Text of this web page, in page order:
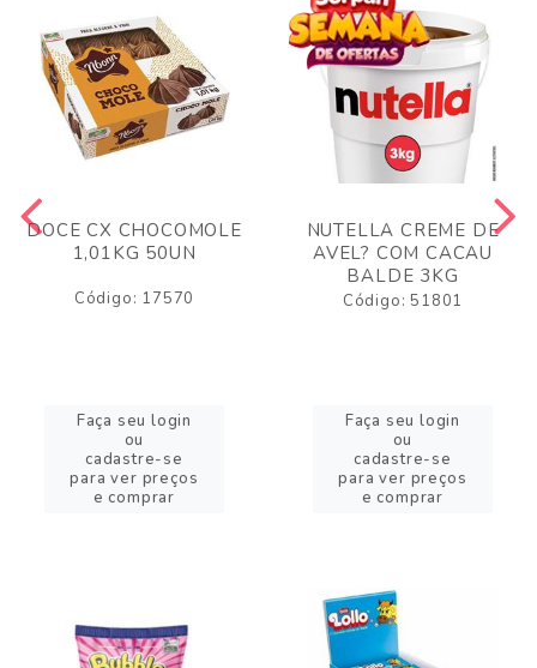
DOCE CX CHOCOMOLE
1,01KG 50UN
Código: 17570
Faça seu login
ou
cadastre-se
para ver preços
e comprar
NUTELLA CREME DE
AVEL? COM CACAU
BALDE 3KG
Código: 51801
Faça seu login
ou
cadastre-se
para ver preços
e comprar